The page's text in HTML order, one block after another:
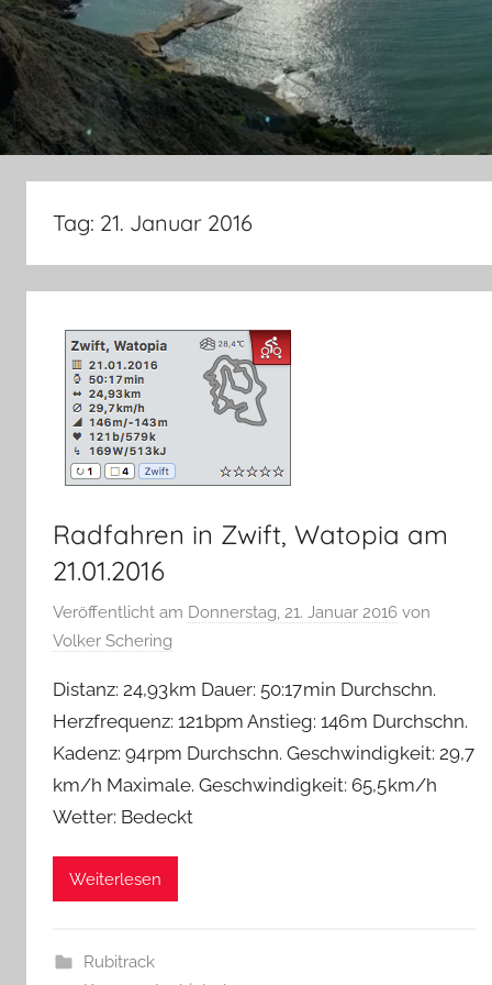
Tag: 21. Januar 2016
Radfahren in Zwift, Watopia am
21.01.2016
Veröffentlicht am Donnerstag, 21. Januar 2016 von
Volker Schering
Distanz: 24,93 km Dauer: 50:17 min Durchschn.
Herzfrequenz: 121 bpm Anstieg: 146 m Durchschn.
Kadenz: 94 rpm Durchschn. Geschwindigkeit: 29,7
km/h Maximale. Geschwindigkeit: 65,5 km/h
Wetter: Bedeckt
Weiterlesen
Rubitrack